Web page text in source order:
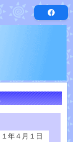
年４月１日